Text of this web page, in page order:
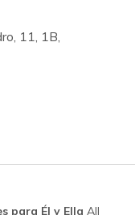
11, 1B,
para Él y Ella All